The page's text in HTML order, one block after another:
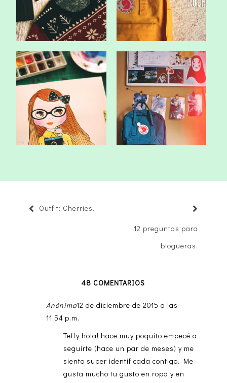
Blog: My blythe and me.
Qué hay en mi mochila
#3.
Outfit: Cherries.
12 preguntas para
blogueras.
48 COMENTARIOS
Anónimo12 de diciembre de 2015 a las
11:54 p.m.
Teffy hola! hace muy poquito empecé a
seguirte (hace un par de meses) y me
siento super identificada contigo. Me
gusta mucho tu gusto en ropa y en